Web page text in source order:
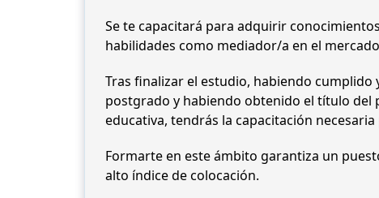
Se te capacitará para adquirir
habilidades como mediador/a en el
Tras finalizar el estudio, habiendo
postgrado y habiendo obtenido el título del
educativa, tendrás la capacitación
Formarte en este ámbito garantiza un
alto índice de colocación.